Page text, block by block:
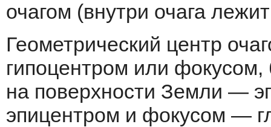
очагом (внутри очага
Геометриче­ский центр
гипоцентром или фокусом,
на поверхности Земли —
эпицентром и фокусом —